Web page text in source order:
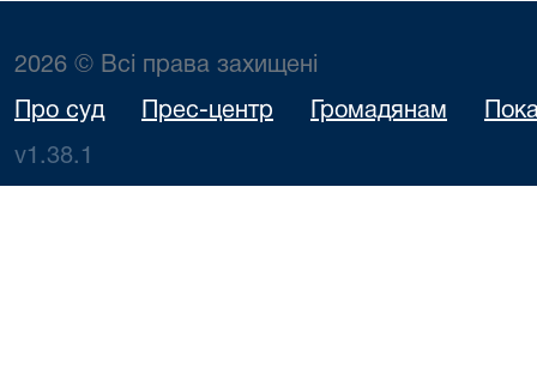
2026 © Всі права захищені
Про суд Прес-центр Громадянам
v1.38.1